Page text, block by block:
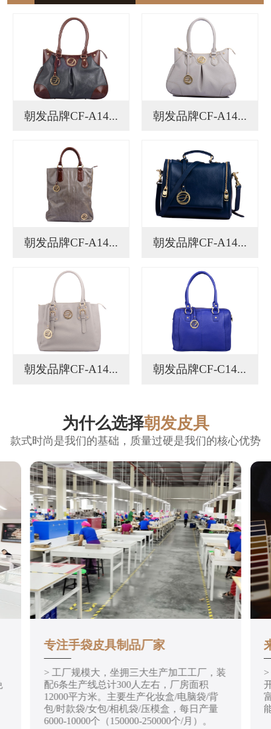
朝发品牌CF-A14... 朝发品牌CF-A14...
朝发品牌CF-A14... 朝发品牌CF-A14...
朝发品牌CF-A14... 朝发品牌CF-C14...
为什么选择朝发皮具
款式时尚是我们的基础，质量过硬是我们的核心优势
专注手袋皮具制品厂家
> 工厂规模大，坐拥三大生产加工工厂，装
配6条生产线总计300人左右，厂房面积
12000平方米。主要生产化妆盒/电脑袋/背
包/时款袋/女包/相机袋/压模盒，每日产量
6000-10000个（150000-250000个/月）。